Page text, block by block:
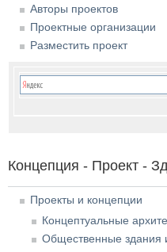
Авторы проектов
Проектные организации
Разместить проект
Концепция - Проект -
Проекты и концепции
Концептуальные
Общественные здания